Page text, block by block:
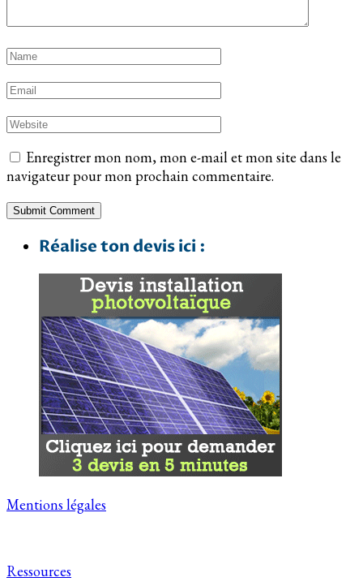
Enregistrer mon nom, mon e-mail et mon site dans le
navigateur pour mon prochain commentaire.
Réalise ton devis ici :
Mentions légales
Ressources